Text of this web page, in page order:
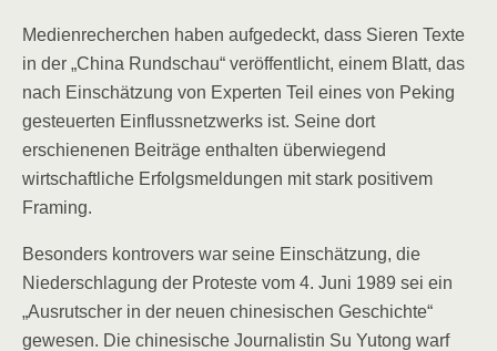
Medienrecherchen haben aufgedeckt, dass Sieren Texte
in der „China Rundschau“ veröffentlicht, einem Blatt, das
nach Einschätzung von Experten Teil eines von Peking
gesteuerten Einflussnetzwerks ist. Seine dort
erschienenen Beiträge enthalten überwiegend
wirtschaftliche Erfolgsmeldungen mit stark positivem
Framing.
Besonders kontrovers war seine Einschätzung, die
Niederschlagung der Proteste vom 4. Juni 1989 sei ein
„Ausrutscher in der neuen chinesischen Geschichte“
gewesen. Die chinesische Journalistin Su Yutong warf